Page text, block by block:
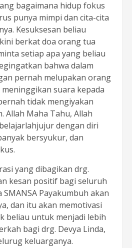
bagaimana hidup fokus
punya mimpi dan cita-cita
Kesuksesan beliau
berkat doa orang tua
setiap apa yang beliau
bahwa dalam
pernah melupakan orang
suara kepada
tidak mengiyakan
Allah Maha Tahu, Allah
dengan diri
bersyukur, dan
yang dibagikan drg.
kesan positif bagi seluruh
Payakumbuh akan
dan itu akan memotivasi
beliau untuk menjadi lebih
bagi drg. Devya Linda,
keluarganya.